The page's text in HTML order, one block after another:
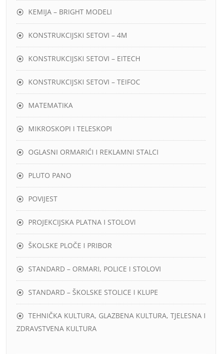
KEMIJA – BRIGHT MODELI
KONSTRUKCIJSKI SETOVI – 4M
KONSTRUKCIJSKI SETOVI – EITECH
KONSTRUKCIJSKI SETOVI – TEIFOC
MATEMATIKA
MIKROSKOPI I TELESKOPI
OGLASNI ORMARIĆI I REKLAMNI STALCI
PLUTO PANO
POVIJEST
PROJEKCIJSKA PLATNA I STOLOVI
ŠKOLSKE PLOČE I PRIBOR
STANDARD – ORMARI, POLICE I STOLOVI
STANDARD – ŠKOLSKE STOLICE I KLUPE
TEHNIČKA KULTURA, GLAZBENA KULTURA, TJELESNA I
ZDRAVSTVENA KULTURA